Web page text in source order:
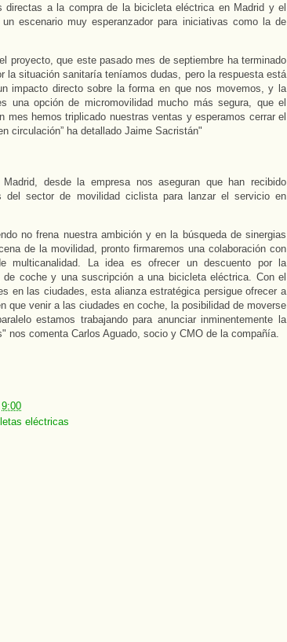
directas a la compra de la bicicleta eléctrica en Madrid y el
escenario muy esperanzador para iniciativas como la de
proyecto, que este pasado mes de septiembre ha terminado
la situación sanitaría teníamos dudas, pero la respuesta está
impacto directo sobre la forma en que nos movemos, y la
una opción de micromovilidad mucho más segura, que el
mes hemos triplicado nuestras ventas y esperamos cerrar el
circulación” ha detallado Jaime Sacristán"
desde la empresa nos aseguran que han recibido
del sector de movilidad ciclista para lanzar el servicio en
no frena nuestra ambición y en la búsqueda de sinergias
de la movilidad, pronto firmaremos una colaboración con
multicanalidad. La idea es ofrecer un descuento por la
coche y una suscripción a una bicicleta eléctrica. Con el
en las ciudades, esta alianza estratégica persigue ofrecer a
que venir a las ciudades en coche, la posibilidad de moverse
estamos trabajando para anunciar inminentemente la
nos comenta Carlos Aguado, socio y CMO de la compañía.
9:00
eléctricas